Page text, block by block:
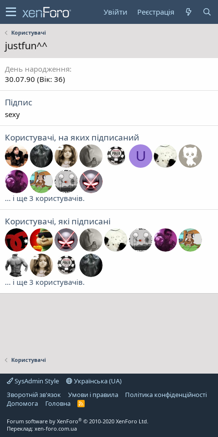
Увійти Реєстрація
Користувачі
justfun^^
День народження
30.07.90 (Вік: 36)
Підпис
sexy
Користувачі, на яких підписаний
U
... і ще 3 користувачів.
Користувачі, які підписані
... і ще 3 користувачів.
Користувачі
SysAdmin Style
Українська (UA)
Зворотній зв'язок
Умови і правила
Політика конфіденційності
Дoпoмoга
Головна
R
Forum software by XenForo® © 2010-2020 XenForo Ltd.
Переклад: xen-foro.com.ua